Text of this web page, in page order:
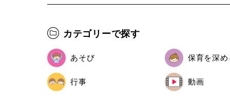
カテゴリーで探す
あそび 保育を深め
行事 動画